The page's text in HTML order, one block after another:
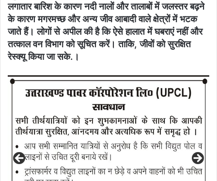
लगातार बारिश के कारण नदी नालों और तालाबों में जलस्तर बढ़ने
के कारण मगरमच्छ और अन्य जीव आबादी वाले क्षेत्रों में भटक
जाते हैं। लोगों से अपील की है कि ऐसे हालात में घबराएं नहीं और
तत्काल वन विभाग को सूचित करें। ताकि, जीवों को सुरक्षित
रेस्क्यू किया जा सके.।